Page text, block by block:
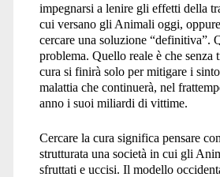
impegnarsi a lenire gli effetti della
cui versano gli Animali oggi,
cercare una soluzione “definitiva”.
problema. Quello reale è che senza
cura si finirà solo per mitigare i
malattia che continuerà, nel
anno i suoi miliardi di vittime.
Cercare la cura significa pensare
strutturata una società in cui gli
sfruttati e uccisi. Il modello